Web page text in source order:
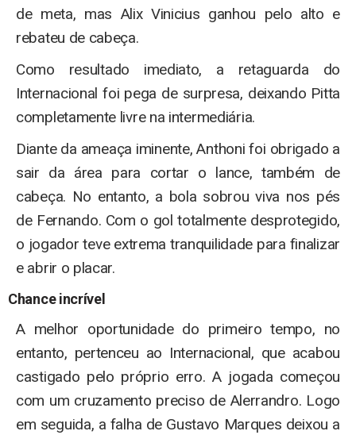
de meta, mas Alix Vinicius ganhou pelo alto e
rebateu de cabeça.
Como resultado imediato, a retaguarda do
Internacional foi pega de surpresa, deixando Pitta
completamente livre na intermediária.
Diante da ameaça iminente, Anthoni foi obrigado a
sair da área para cortar o lance, também de
cabeça. No entanto, a bola sobrou viva nos pés
de Fernando. Com o gol totalmente desprotegido,
o jogador teve extrema tranquilidade para finalizar
e abrir o placar.
Chance incrível
A melhor oportunidade do primeiro tempo, no
entanto, pertenceu ao Internacional, que acabou
castigado pelo próprio erro. A jogada começou
com um cruzamento preciso de Alerrandro. Logo
em seguida, a falha de Gustavo Marques deixou a